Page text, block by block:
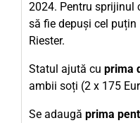
2024. Pentru sprijinul
să fie depuși cel
Riester.
Statul ajută cu prima
ambii soți (2 x 175
Se adaugă prima